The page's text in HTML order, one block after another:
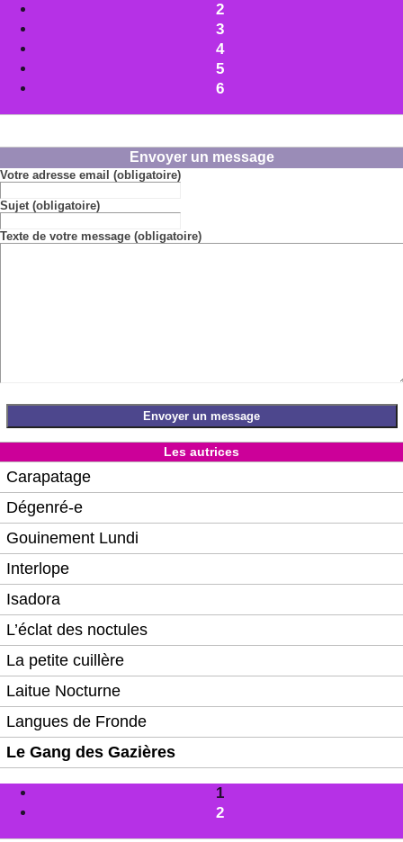
2
3
4
5
6
Envoyer un message
Votre adresse email (obligatoire)
Sujet (obligatoire)
Texte de votre message (obligatoire)
Les autrices
Carapatage
Dégenré-e
Gouinement Lundi
Interlope
Isadora
L’éclat des noctules
La petite cuillère
Laitue Nocturne
Langues de Fronde
Le Gang des Gazières
1
2